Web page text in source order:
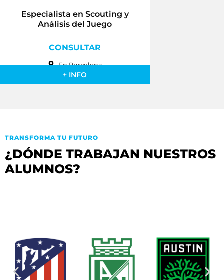
Especialista en Scouting y
Análisis del Juego
CONSULTAR
En Barcelona
+ INFO
TRANSFORMA TU FUTURO
¿DÓNDE TRABAJAN NUESTROS
ALUMNOS?​